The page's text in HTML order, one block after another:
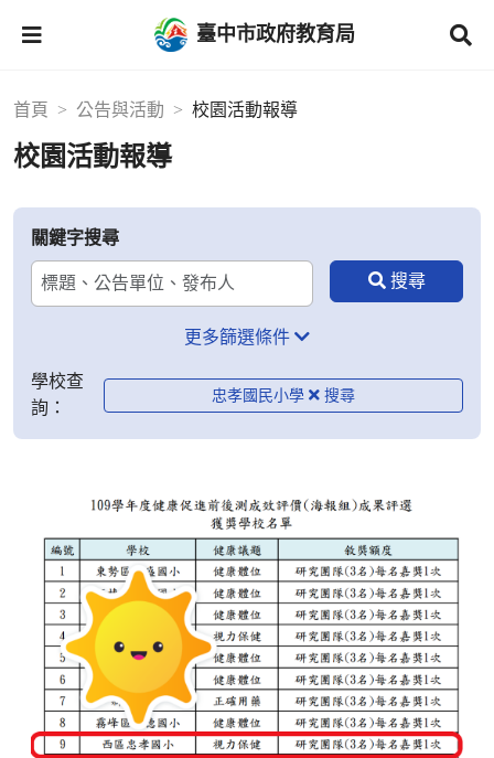
臺中市政府教育局
首頁 公告與活動 校園活動報導
校園活動報導
關鍵字搜尋
更多篩選條件
學校查
詢：
忠孝國民小學